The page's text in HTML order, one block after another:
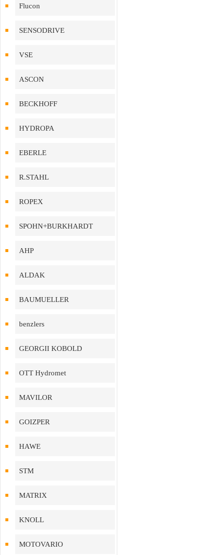
Flucon
SENSODRIVE
VSE
ASCON
BECKHOFF
HYDROPA
EBERLE
R.STAHL
ROPEX
SPOHN+BURKHARDT
AHP
ALDAK
BAUMUELLER
benzlers
GEORGII KOBOLD
OTT Hydromet
MAVILOR
GOIZPER
HAWE
STM
MATRIX
KNOLL
MOTOVARIO